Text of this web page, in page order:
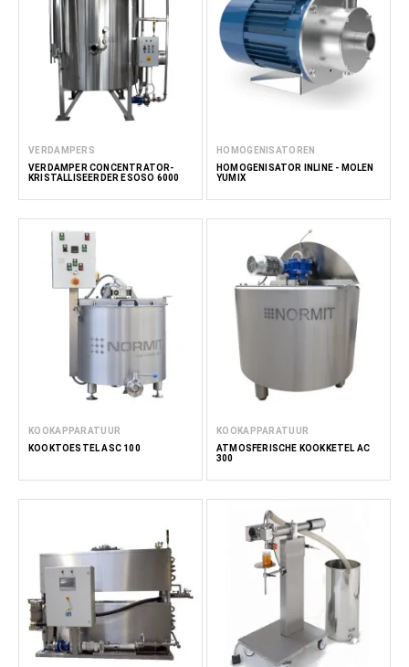
VERDAMPERS
VERDAMPER CONCENTRATOR-
KRISTALLISEERDER ESOSO 6000
HOMOGENISATOREN
HOMOGENISATOR INLINE - MOLEN
YUMIX
KOOKAPPARATUUR
KOOKTOESTEL ASC 100
KOOKAPPARATUUR
ATMOSFERISCHE KOOKKETEL AC
300